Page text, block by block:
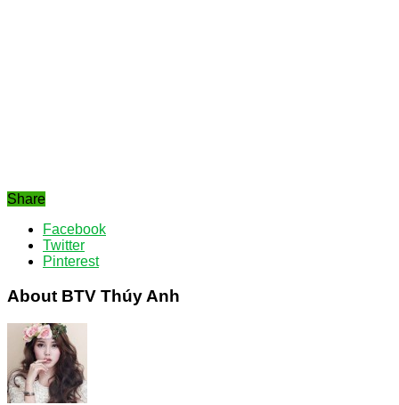
Share
Facebook
Twitter
Pinterest
About BTV Thúy Anh